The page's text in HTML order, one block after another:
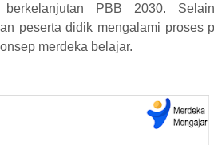
berkelanjutan PBB 2030.
peserta didik mengalami proses
merdeka belajar.